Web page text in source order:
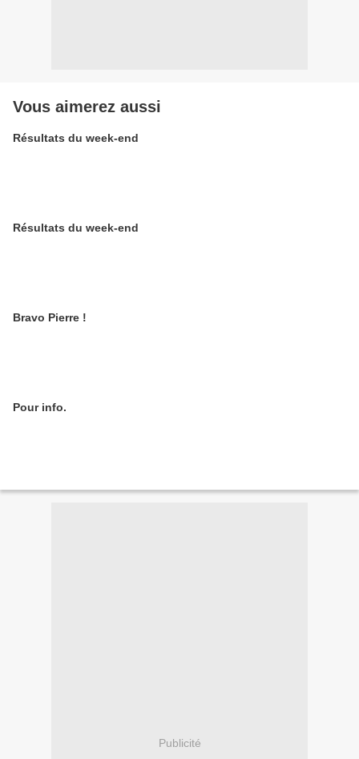
Vous aimerez aussi
Résultats du week-end
Résultats du week-end
Bravo Pierre !
Pour info.
Publicité